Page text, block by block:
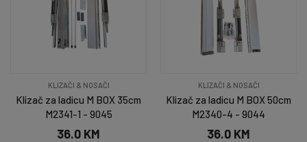
KLIZAČI & NOSAČI
Klizač za ladicu M BOX 35cm
M2341-1 - 9045
36.0 KM
KLIZAČI & NOSAČI
Klizač za ladicu M BOX 50cm
M2340-4 - 9044
36.0 KM